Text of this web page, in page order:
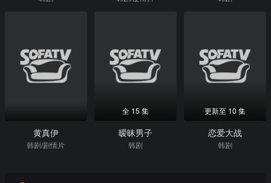
黄真伊
韩剧/剧情片
全 15 集
暧昧男子
韩剧
更新至 10 集
恋爱大战
韩剧